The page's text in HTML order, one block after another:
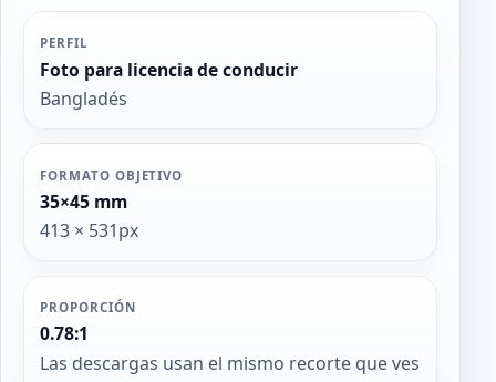
PERFIL
Foto para licencia de conducir
Bangladés
FORMATO OBJETIVO
35×45 mm
413 × 531px
PROPORCIÓN
0.78:1
Las descargas usan el mismo recorte que ves